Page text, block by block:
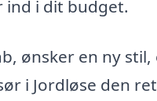
ind i dit budget.
ønsker en ny
i Jordløse den